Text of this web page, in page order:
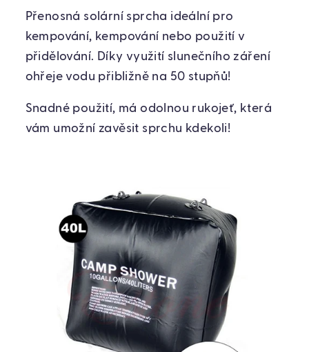
Přenosná solární sprcha ideální pro
kempování, kempování nebo použití v
přidělování. Díky využití slunečního záření
ohřeje vodu přibližně na 50 stupňů!
Snadné použití, má odolnou rukojeť, která
vám umožní zavěsit sprchu kdekoli!